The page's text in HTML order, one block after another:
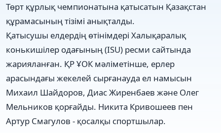
Төрт құрлық чемпионатына қатысатын Қазақстан
құрамасының тізімі анықталды.
Қатысушы елдердің өтінімдері Халықаралық
конькишілер одағының (ISU) ресми сайтында
жарияланған. ҚР ҰОК мәліметінше, ерлер
арасындағы жекелей сырғанауда ел намысын
Михаил Шайдоров, Диас Жиренбаев және Олег
Мельников қорғайды. Никита Кривошеев пен
Артур Смагулов - қосалқы спортшылар.